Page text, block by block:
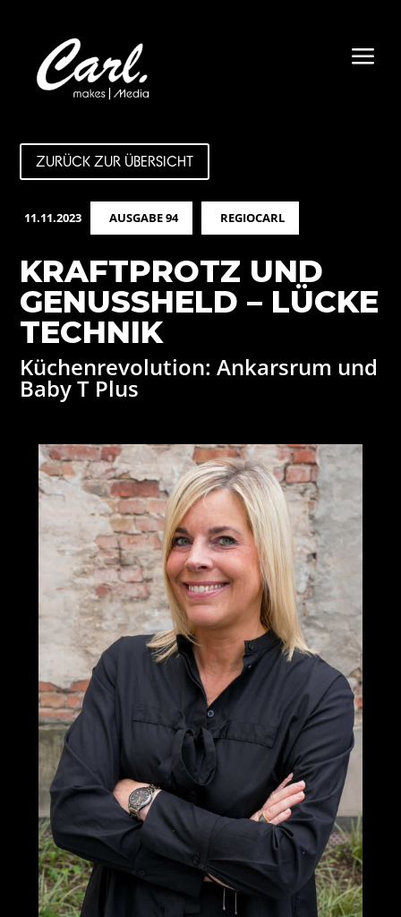
a
ZURÜCK ZUR ÜBERSICHT
11.11.2023 AUSGABE 94 REGIOCARL
KRAFTPROTZ UND
GENUSSHELD – LÜCKE
TECHNIK
Küchenrevolution: Ankarsrum und
Baby T Plus